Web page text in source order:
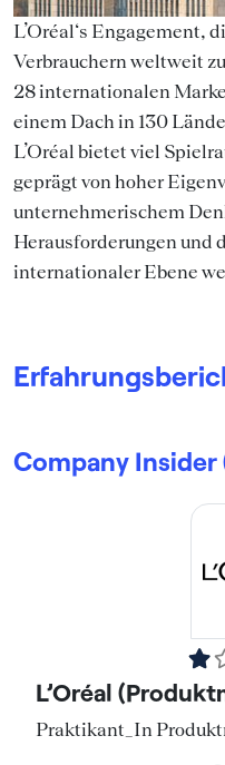
L’Oréal‘s Engagement,
Verbrauchern weltweit
28 internationalen
einem Dach in 130
L’Oréal bietet viel
geprägt von hoher
unternehmerischem
Herausforderungen und
internationaler Ebene
Company
L’Oréal
Praktikant_In